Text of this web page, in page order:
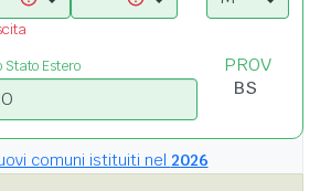
Stato Estero PROV
comuni istituiti nel 2026